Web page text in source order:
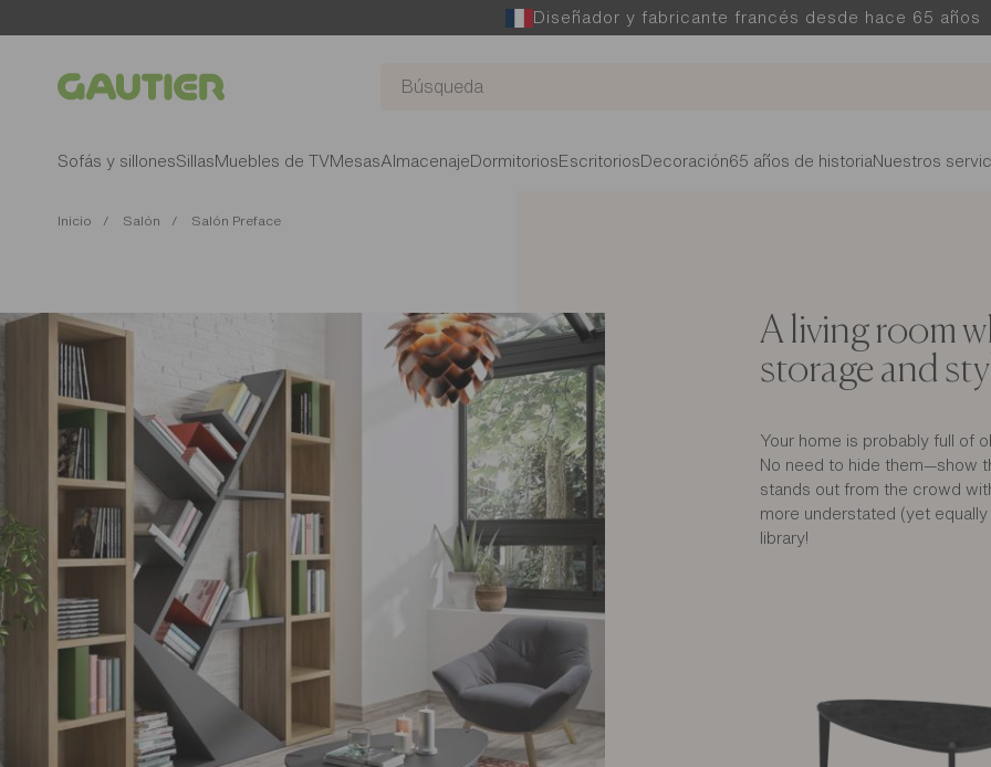
Diseñador y fabricante francés desde hace 65 años
Gautier
Sofás y sillonesSillas Muebles de TVMesasAlmacenaje Dormitorios Escritorios Decoración65 años de historia Nuestros
Inicio Salón Salón Preface
A living room
storage and
Your home is probably full of
No need to hide them—show
stands out from the crowd
more understated (yet
library!